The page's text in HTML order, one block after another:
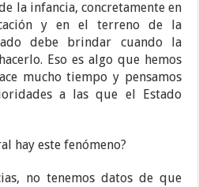
la infancia, concretamente en
y en el terreno de la
debe brindar cuando la
Eso es algo que hemos
mucho tiempo y pensamos
a las que el Estado
hay este fenómeno?
no tenemos datos de que